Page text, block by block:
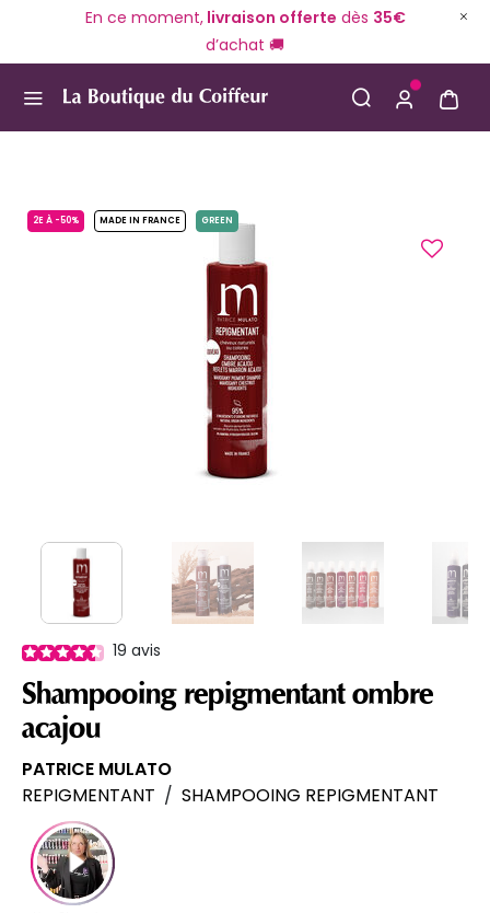
En ce moment,livraison offerte dès 35€
d’achat 🚚
2E À -50% MADE IN FRANCE GREEN
19 avis
Shampooing repigmentant ombre
acajou
PATRICE MULATO
REPIGMENTANT / SHAMPOOING REPIGMENTANT